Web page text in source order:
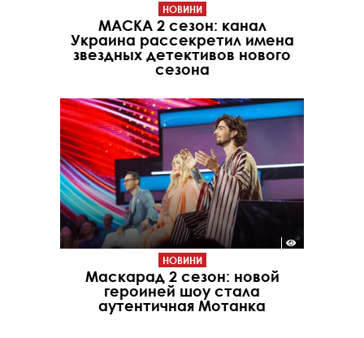
НОВИНИ
МАСКА 2 сезон: канал
Украина рассекретил имена
звездных детективов нового
сезона
НОВИНИ
Маскарад 2 сезон: новой
героиней шоу стала
аутентичная Мотанка